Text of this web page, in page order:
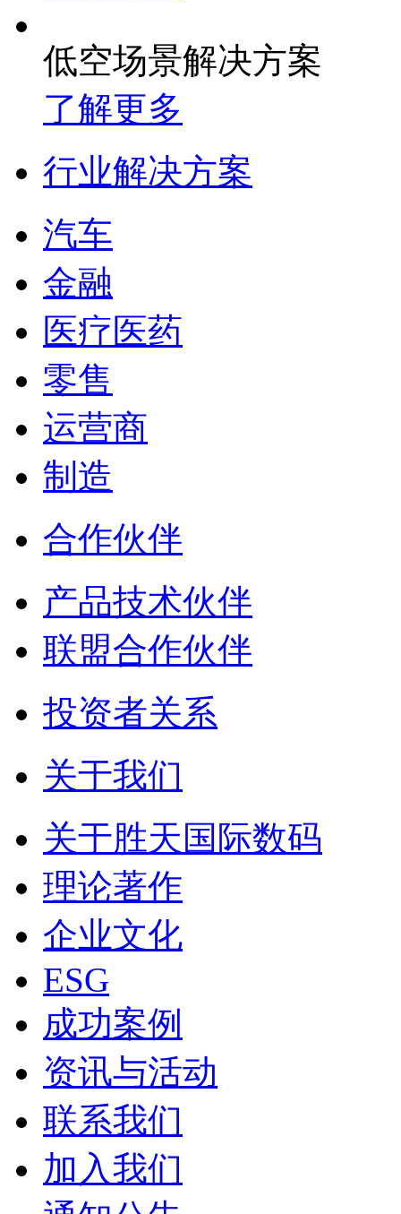
低空场景解决方案
了解更多
行业解决方案
汽车
金融
医疗医药
零售
运营商
制造
合作伙伴
产品技术伙伴
联盟合作伙伴
投资者关系
关于我们
关于胜天国际数码
理论著作
企业文化
ESG
成功案例
资讯与活动
联系我们
加入我们